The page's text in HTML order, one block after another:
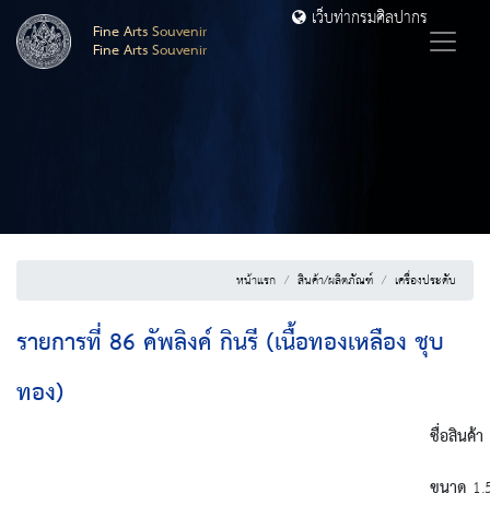
Fine Arts Souvenir
Fine Arts Souvenir
เว็บท่ากรมศิลปากร
หน้าแรก สินค้า/ผลิตภัณฑ์ เครื่องประดับ
รายการที่ 86 คัพลิงค์ กินรี (เนื้อทองเหลือง ชุบ
ทอง)
ชื่อสินค้า
ขนาด